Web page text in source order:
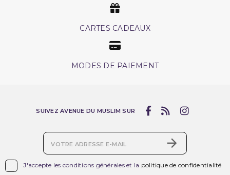
CARTES CADEAUX
MODES DE PAIEMENT
J'accepte les conditions générales et la politique de confidentialité
SUIVEZ AVENUE DU MUSLIM SUR